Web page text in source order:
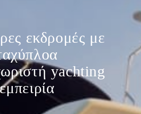
εκδρομές με
yachting